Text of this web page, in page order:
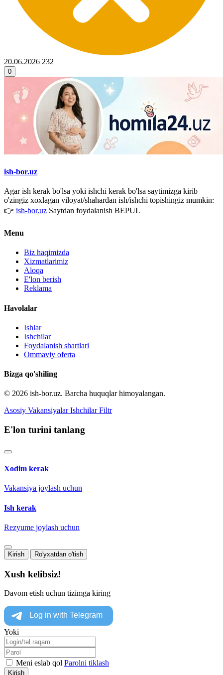
20.06.2026 232
0
ish-bor.uz
Agar ish kerak bo'lsa yoki ishchi kerak bo'lsa saytimizga kirib
o'zingiz xoxlagan viloyat/shahardan ish/ishchi topishingiz mumkin:
👉 ish-bor.uz Saytdan foydalanish BEPUL
Menu
Biz haqimizda
Xizmatlarimiz
Aloqa
E'lon berish
Reklama
Havolalar
Ishlar
Ishchilar
Foydalanish shartlari
Ommaviy oferta
Bizga qo'shiling
© 2026 ish-bor.uz. Barcha huquqlar himoyalangan.
Asosiy Vakansiyalar Ishchilar Filtr
E'lon turini tanlang
Xodim kerak
Vakansiya joylash uchun
Ish kerak
Rezyume joylash uchun
Kirish Ro'yxatdan o'tish
Xush kelibsiz!
Davom etish uchun tizimga kiring
Yoki
Meni eslab qol Parolni tiklash
Kirish